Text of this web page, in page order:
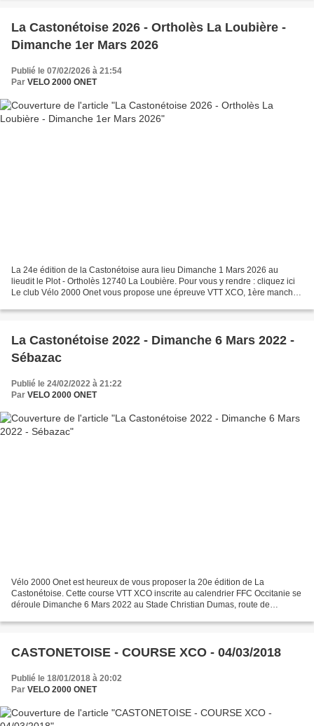
La Castonétoise 2026 - Ortholès La Loubière -
Dimanche 1er Mars 2026
Publié le 07/02/2026 à 21:54
Par VELO 2000 ONET
La 24e édition de la Castonétoise aura lieu Dimanche 1 Mars 2026 au
lieudit le Plot - Ortholès 12740 La Loubière. Pour vous y rendre : cliquez ici
Le club Vélo 2000 Onet vous propose une épreuve VTT XCO, 1ère manche
La Castonétoise 2022 - Dimanche 6 Mars 2022 -
Sébazac
Publié le 24/02/2022 à 21:22
Par VELO 2000 ONET
Vélo 2000 Onet est heureux de vous proposer la 20e édition de La
Castonétoise. Cette course VTT XCO inscrite au calendrier FFC Occitanie se
déroule Dimanche 6 Mars 2022 au Stade Christian Dumas, route de
CASTONETOISE - COURSE XCO - 04/03/2018
Publié le 18/01/2018 à 20:02
Par VELO 2000 ONET